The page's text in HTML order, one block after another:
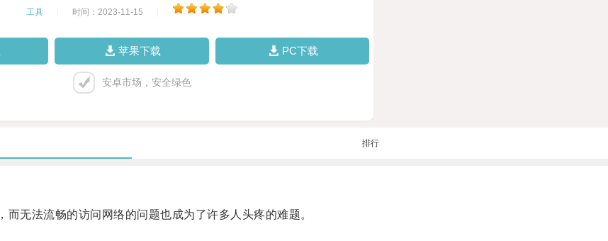
工具 时间：2023-11-15
苹果下载 PC下载
安卓市场，安全绿色
排行
法流畅的访问网络的问题也成为了许多人头疼的难题。